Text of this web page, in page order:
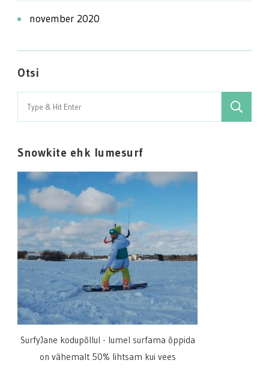
november 2020
Otsi
for:
Snowkite ehk lumesurf
SurfyJane kodupõllul - lumel surfama õppida
on vähemalt 50% lihtsam kui vees